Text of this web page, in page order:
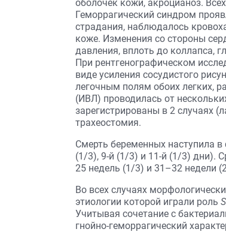
оболочек кожи, акроцианоз.
Геморрагический синдром
страдания, наблюдалось
коже. Изменения со стороны
давления, вплоть до коллапса,
При рентгенографическом
виде усиления сосудистого
легочным полям обоих легких,
(ИВЛ) проводилась от
зарегистрированы в 2 случаях
трахеостомия.
Смерть беременных наступила
(1/3), 9-й (1/3) и 11-й (1/3) дни).
25 недель (1/3) и 31–32 недели
Во всех случаях
этиологии которой играли роль
Учитывая сочетание с
гнойно-геморрагический